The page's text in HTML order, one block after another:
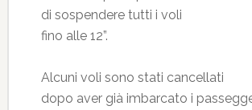
di sospendere tutti i voli
fino alle 12”.
Alcuni voli sono stati cancellati
dopo aver già imbarcato i